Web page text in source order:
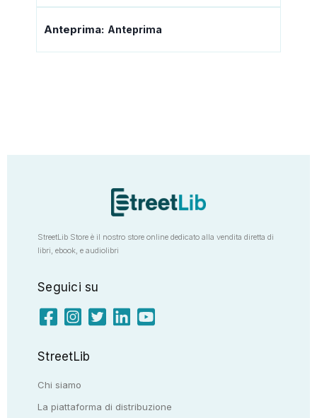
Anteprima: Anteprima
StreetLib Store è il nostro store online dedicato alla vendita diretta di
libri, ebook, e audiolibri
Seguici su
StreetLib
Chi siamo
La piattaforma di distribuzione